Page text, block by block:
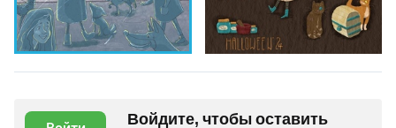
Войдите, чтобы оставить